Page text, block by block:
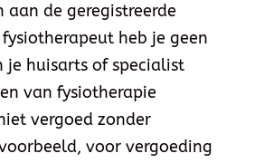
aan de geregistreerde
heb je geen
je huisarts of specialist
van fysiotherapie
vergoed zonder
voor vergoeding